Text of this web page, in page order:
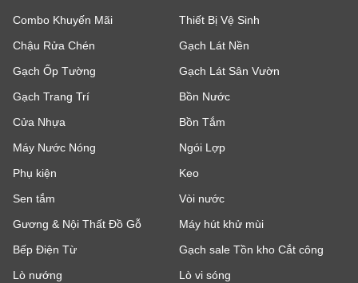
Combo Khuyến Mãi
Thiết Bị Vệ Sinh
Chậu Rửa Chén
Gạch Lát Nền
Gạch Ốp Tường
Gạch Lát Sân Vườn
Gạch Trang Trí
Bồn Nước
Cửa Nhựa
Bồn Tắm
Máy Nước Nóng
Ngói Lợp
Phụ kiện
Keo
Sen tắm
Vòi nước
Gương & Nội Thất Đồ Gỗ
Máy hút khử mùi
Bếp Điện Từ
Gạch sale Tồn kho Cắt công
Lò nướng
Lò vi sóng